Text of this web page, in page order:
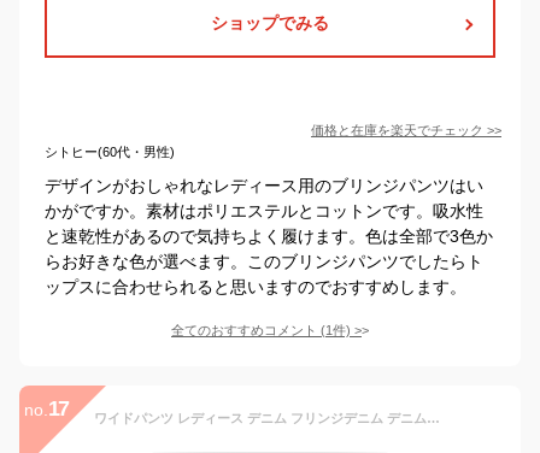
ショップでみる
価格と在庫を楽天でチェック >>
シトヒー(60代・男性)
デザインがおしゃれなレディース用のブリンジパンツはい
かがですか。素材はポリエステルとコットンです。吸水性
と速乾性があるので気持ちよく履けます。色は全部で3色か
らお好きな色が選べます。このブリンジパンツでしたらト
ップスに合わせられると思いますのでおすすめします。
全てのおすすめコメント (1件) >
no. 17 ワイドパンツ レディース デニム フリンジデニム デニムワイドパンツ ワイドロング フリンジ ハイウエスト フロントボタン ジップ コットン ナチュラル 抜け感 春 夏 秋 冬 オフィスカジュアル かわいい お出かけ デート 楽ちん ゆったり Ladies 20代 30代 40代 送料無料